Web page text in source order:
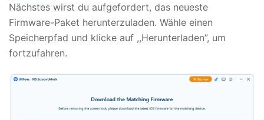
Nächstes wirst du aufgefordert, das neueste
Firmware-Paket herunterzuladen. Wähle einen
Speicherpfad und klicke auf ,,Herunterladen”, um
fortzufahren.